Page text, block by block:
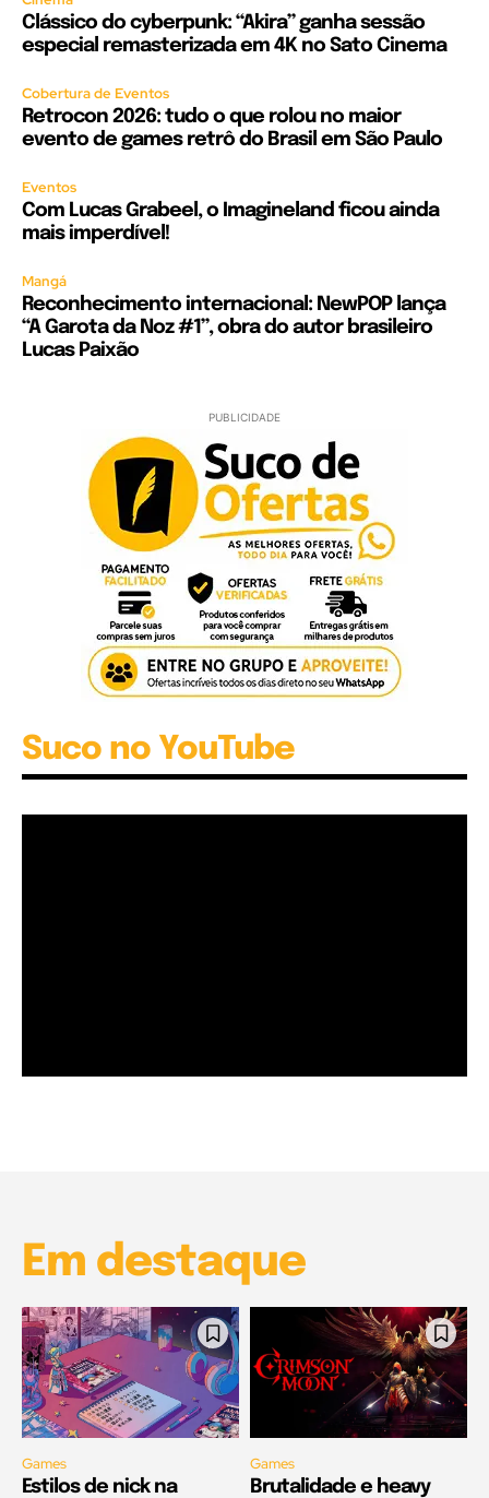
Clássico do cyberpunk: “Akira” ganha sessão
especial remasterizada em 4K no Sato Cinema
Cobertura de Eventos
Retrocon 2026: tudo o que rolou no maior
evento de games retrô do Brasil em São Paulo
Eventos
Com Lucas Grabeel, o Imagineland ficou ainda
mais imperdível!
Mangá
Reconhecimento internacional: NewPOP lança
“A Garota da Noz #1”, obra do autor brasileiro
Lucas Paixão
PUBLICIDADE
Suco no YouTube
Em destaque
Games
Estilos de nick na
Games
Brutalidade e heavy